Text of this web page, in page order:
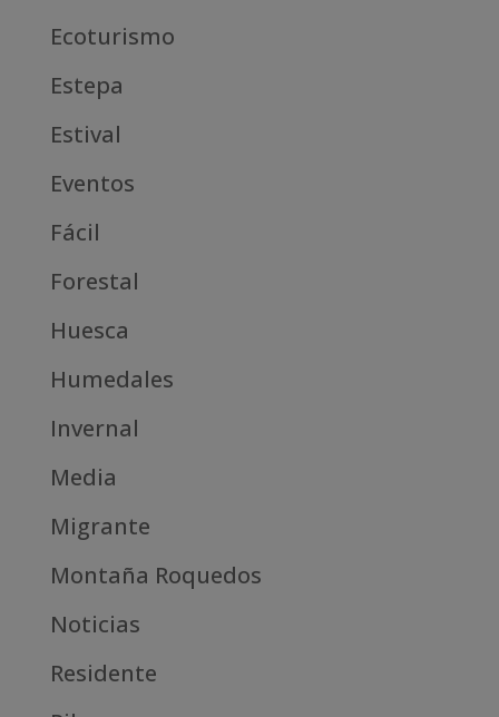
Ecoturismo
Estepa
Estival
Eventos
Fácil
Forestal
Huesca
Humedales
Invernal
Media
Migrante
Montaña Roquedos
Noticias
Residente